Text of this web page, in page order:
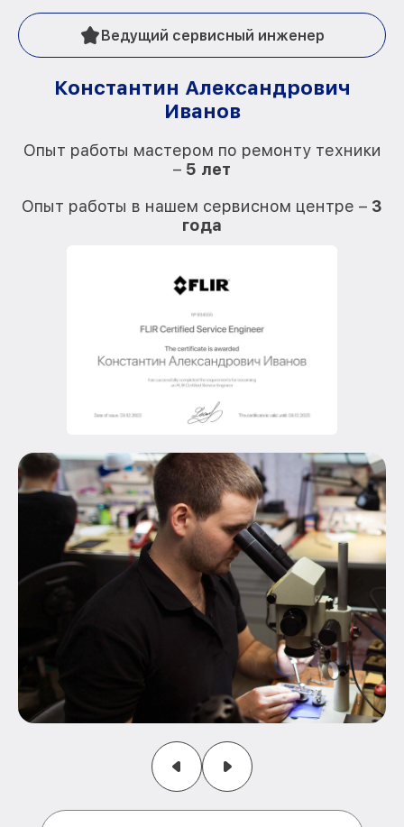
Ведущий сервисный инженер
Константин Александрович
Иванов
Опыт работы мастером по ремонту техники
– 5 лет
Опыт работы в нашем сервисном центре – 3
года